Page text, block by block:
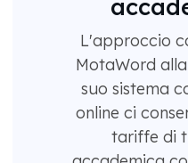
L'approccio
MotaWord
suo sistema
online ci
tariffe di